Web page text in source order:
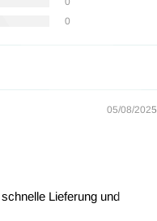
0
05/08/2025
Lieferung und